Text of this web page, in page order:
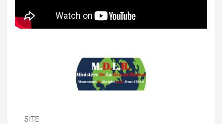
SITE